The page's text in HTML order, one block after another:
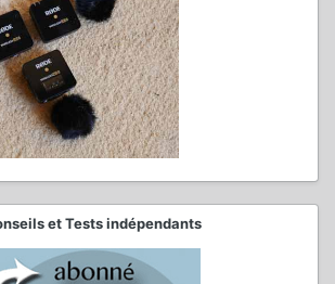
et Tests indépendants